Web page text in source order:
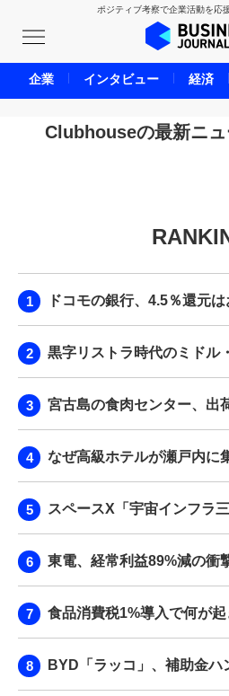
ポジティブ考察で企業活動を応
BUSINESS
UNICORN
CARBON
LIFE ENDING
BPaaS JOURNAL
Clubhouseの最新ニ
ドコモの銀行、4.5％還元
黒字リストラ時代のミドル
宮古島の食肉センター、出
なぜ高級ホテルが瀬戸内に
スペースX「宇宙インフラ
東電、経常利益89%減の衝
食品消費税1%導入で何が
BYD「ラッコ」、補助金ハ
企業 インタビュー 経済